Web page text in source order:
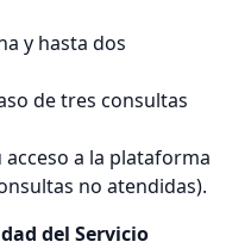
y hasta dos
de tres consultas
a la plataforma
no atendidas).
del Servicio